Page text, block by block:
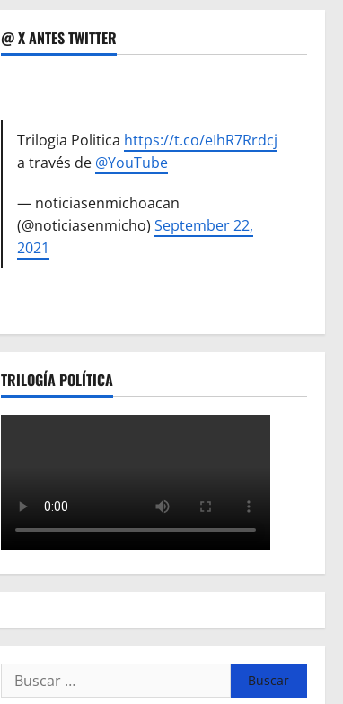
@ X ANTES TWITTER
Trilogia Politica https://t.co/eIhR7Rrdcj
a través de @YouTube
— noticiasenmichoacan
(@noticiasenmicho)September 22,
2021
TRILOGÍA POLÍTICA
Buscar: